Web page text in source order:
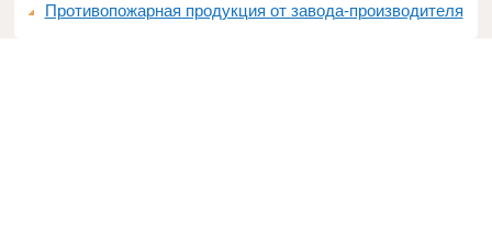
Противопожарная продукция от завода-производителя